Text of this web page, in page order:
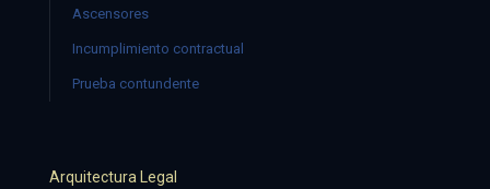
Ascensores
Incumplimiento contractual
Prueba contundente
Arquitectura Legal